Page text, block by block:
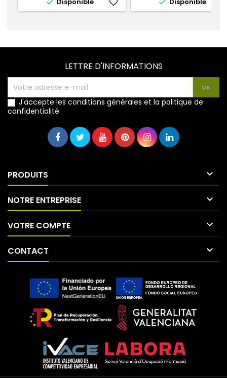
favorite_border
LETTRE D'INFORMATIONS
J'accepte les conditions générales et la politique de
confidentialité
PRODUITS 
NOTRE ENTREPRISE 
VOTRE COMPTE 
CONTACT 